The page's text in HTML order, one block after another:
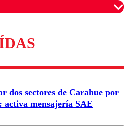
para garantizar un
respetuoso.
dos sectores de Carahue por
activa mensajería SAE